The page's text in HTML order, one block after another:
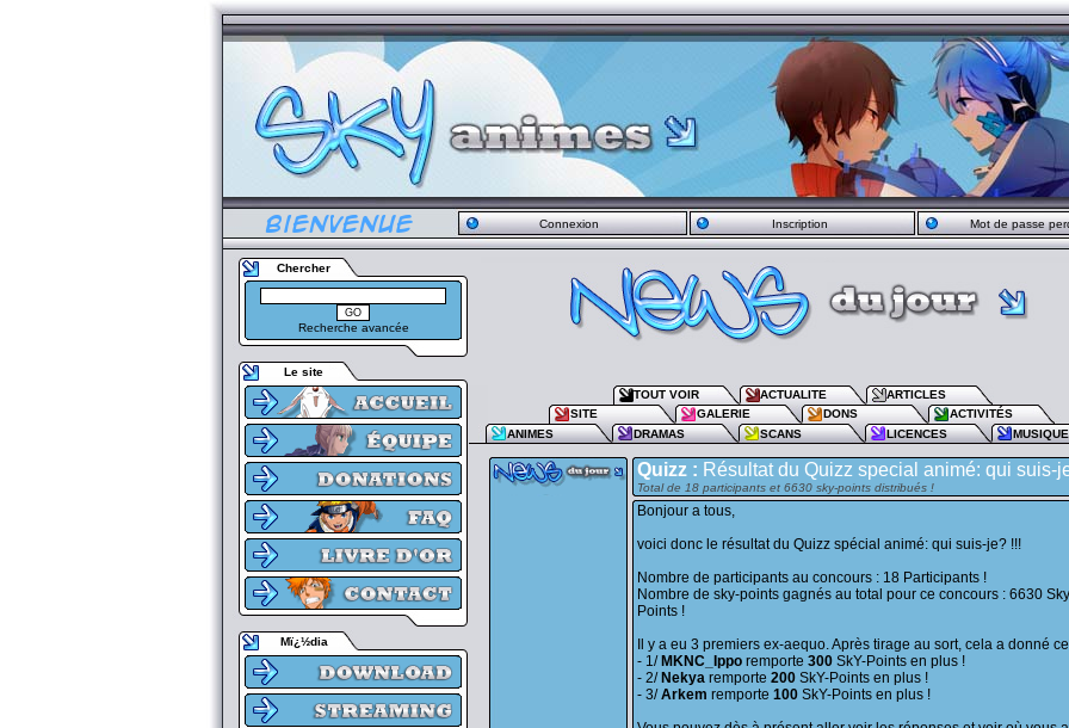
Connexion Inscription Mot de passe
Chercher
Recherche avancée
Le site
Mï¿½dia
TOUT VOIR ACTUALITE
ARTICLES
SITE
GALERIE DONS
ACTIVITÉS
ANIMES
DRAMAS SCANS LICENCES
Quizz : Résultat du Quizz special animé: qui suis-
Total de 18 participants et 6630 sky-points distribués !
Bonjour a tous,
voici donc le résultat du Quizz spécial animé: qui suis-je? !!!
Nombre de participants au concours : 18 Participants !
Nombre de sky-points gagnés au total pour ce concours : 6630
Points !
Il y a eu 3 premiers ex-aequo. Après tirage au sort, cela a donné
- 1/ MKNC_Ippo remporte 300 SkY-Points en plus !
- 2/ Nekya remporte 200 SkY-Points en plus !
- 3/Arkem remporte 100 SkY-Points en plus !